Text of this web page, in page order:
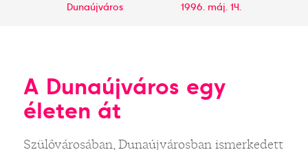
Dunaújváros
1996. máj. 14.
A Dunaújváros egy
életen át
Szülővárosában, Dunaújvárosban ismerkedett